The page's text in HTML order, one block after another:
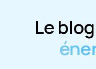
Le blog